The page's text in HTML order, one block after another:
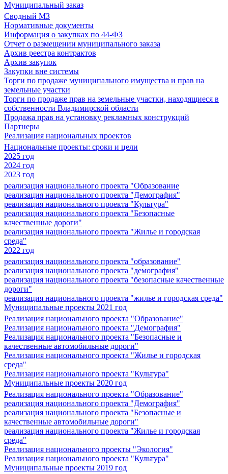
Муниципальный заказ
Сводный МЗ
Нормативные документы
Информация о закупках по 44-ФЗ
Отчет о размещении муниципального заказа
Архив реестра контрактов
Архив закупок
Закупки вне системы
Торги по продаже муниципального имущества и прав на
земельные участки
Торги по продаже прав на земельные участки, находящиеся в
собственности Владимирской области
Продажа прав на установку рекламных конструкций
Партнеры
Реализация национальных проектов
Национальные проекты: сроки и цели
2025 год
2024 год
2023 год
реализация национального проекта "Образование
реализация национального проекта "Демография"
реализация национального проекта "Культура"
реализация национального проекта "Безопасные
качественные дороги"
реализация национального проекта "Жилье и городская
среда"
2022 год
реализация национального проекта "образование"
реализация национального проекта "демография"
реализация национального проекта "безопасные качественные
дороги"
реализация национального проекта "жилье и городская среда"
Муниципальные проекты 2021 год
Реализация национального проекта "Образование"
Реализация национального проекта "Демография"
Реализация национального проекта "Безопасные и
качественные автомобильные дороги"
Реализация национального проекта "Жилье и городская
среда"
Реализация национального проекта "Культура"
Муниципальные проекты 2020 год
Реализация национального проекта "Образование"
реализация национального проекта "Демография"
реализация национального проекта "Безопасные и
качественные автомобильные дороги"
реализация национального проекта "Жилье и городская
среда"
Реализация национального проекты "Экология"
Реализация национального проекта "Культура"
Муниципальные проекты 2019 год